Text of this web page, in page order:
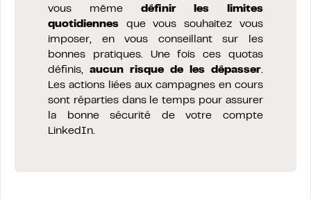
vous même définir les limites
quotidiennes que vous souhaitez vous
imposer, en vous conseillant sur les
bonnes pratiques. Une fois ces quotas
définis, aucun risque de les dépasser.
Les actions liées aux campagnes en cours
sont réparties dans le temps pour assurer
la bonne sécurité de votre compte
LinkedIn.